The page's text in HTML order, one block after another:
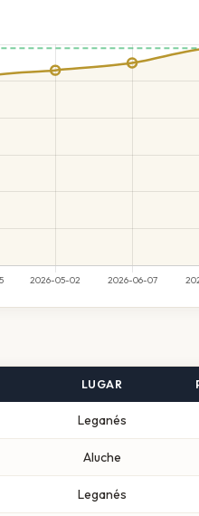
LUGAR
Leganés
Aluche
Leganés